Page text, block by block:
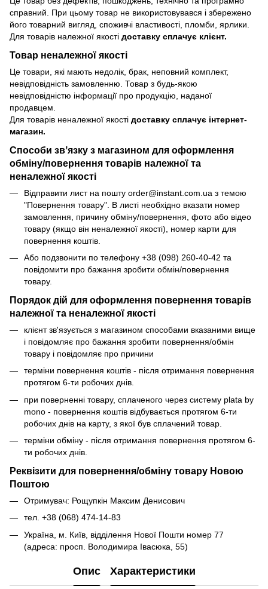
справний. При цьому товар не використовувався і збережено
його товарний вигляд, споживчі властивості, пломби, ярлики.
Для товарів належної якості доставку сплачує клієнт.
Товар неналежної якості
Це товари, які мають недолік, брак, неповний комплект,
невідповідність замовленню. Товар з будь-якою
невідповідністю інформації про продукцію, наданої
продавцем.
Для товарів неналежної якості доставку сплачує інтернет-
магазин.
Способи звʼязку з магазином для оформлення
обміну/повернення товарів належної та
неналежної якості
Відправити лист на пошту order@instant.com.ua з темою
"Повернення товару". В листі необхідно вказати номер
замовлення, причину обміну/повернення, фото або відео
товару (якщо він неналежної якості), номер карти для
повернення коштів.
Або подзвонити по телефону +38 (098) 260-40-42 та
повідомити про бажання зробити обмін/повернення
товару.
Порядок дій для оформлення повернення товарів
належної та неналежної якості
клієнт зв'язується з магазином способами вказаними вище
і повідомляє про бажання зробити повернення/обмін
товару і повідомляє про причини
терміни повернення коштів - після отримання повернення
протягом 6-ти робочих днів.
при поверненні товару, сплаченого через систему plata by
mono - повернення коштів відбувається протягом 6-ти
робочих днів на карту, з якої був сплачений товар.
терміни обміну - після отримання повернення протягом 6-
ти робочих днів.
Реквізити для повернення/обміну товару Новою
Поштою
Отримувач: Рощупкін Максим Денисович
тел. +38 (068) 474-14-83
Україна, м. Київ, відділення Нової Пошти номер 77
(адреса: просп. Володимира Івасюка, 55)
Опис Характеристики